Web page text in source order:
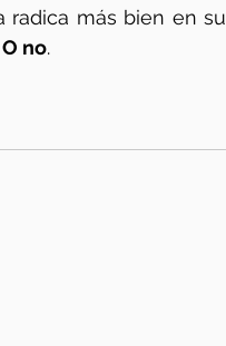
radica más bien en su
O no.